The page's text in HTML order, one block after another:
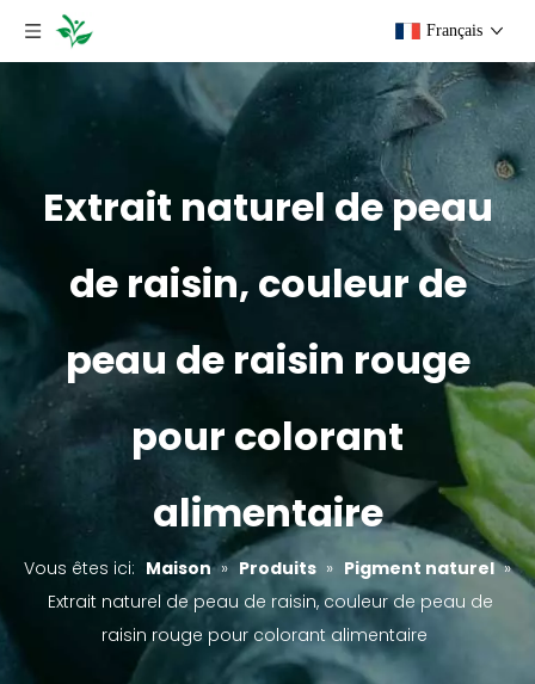
Français
Extrait naturel de peau
de raisin, couleur de
peau de raisin rouge
pour colorant
alimentaire
Vous êtes ici: Maison » Produits » Pigment naturel »
Extrait naturel de peau de raisin, couleur de peau de
raisin rouge pour colorant alimentaire